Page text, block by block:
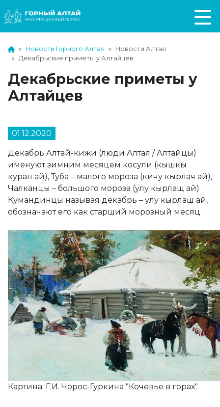
Новости Горного Алтая
Новости Алтая
Декабрьские приметы у Алтайцев
Декабрьские приметы у
Алтайцев
01.12.2020
Декабрь Алтай-кижи (люди Алтая / Алтайцы)
именуют зимним месяцем косули (кышкы
куран ай), Туба – малого мороза (кичу кырлач ай),
Чалканцы – большого мороза (улу кырлащ ай).
Кумандинцы называя декабрь – улу кырлаш ай,
обозначают его как старший морозный месяц.
Картина: Г.И. Чорос-Гуркина "Кочевье в горах".